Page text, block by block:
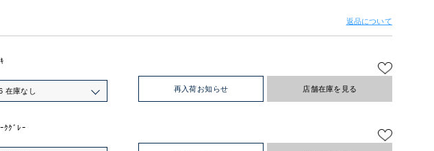
返品について
在庫なし 再入荷お知らせ 店舗在庫を見る
ｸｸﾞﾚｰ